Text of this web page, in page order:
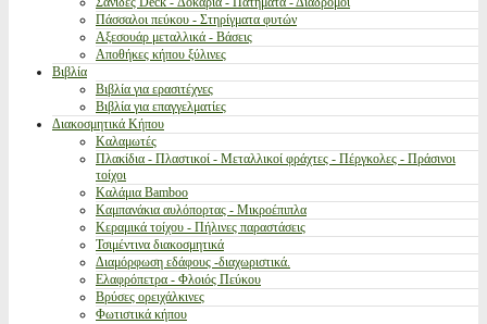
Πάσσαλοι πεύκου - Στηρίγματα φυτών
Αξεσουάρ μεταλλικά - Βάσεις
Αποθήκες κήπου ξύλινες
Βιβλία
Βιβλία για ερασιτέχνες
Βιβλία για επαγγελματίες
Διακοσμητικά Κήπου
Καλαμωτές
Πλακίδια - Πλαστικοί - Μεταλλικοί φράχτες - Πέργκολες - Πράσινοι
τοίχοι
Καλάμια Bamboo
Καμπανάκια αυλόπορτας - Μικροέπιπλα
Κεραμικά τοίχου - Πήλινες παραστάσεις
Τσιμέντινα διακοσμητικά
Διαμόρφωση εδάφους -διαχωριστικά.
Ελαφρόπετρα - Φλοιός Πεύκου
Βρύσες ορειχάλκινες
Φωτιστικά κήπου